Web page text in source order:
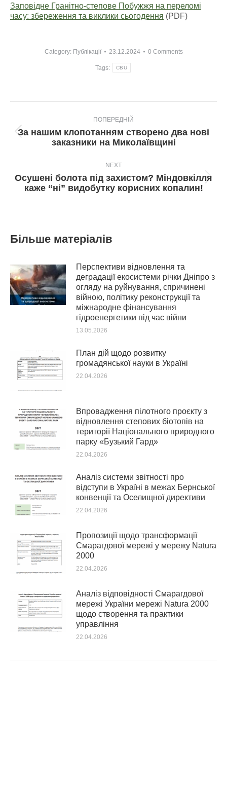
Заповідне Гранітно-степове Побужжя на переломі
часу: збереження та виклики сьогодення (PDF)
Category: Публікації 23.12.2024 0 Comments
Tags: CBU
navigation
ПОПЕРЕДНІЙ
Попередній
пост:
За нашим клопотанням створено два нові
заказники на Миколаївщині
NEXT
Next
post:
Осушені болота під захистом? Міндовкілля
каже “ні” видобутку корисних копалин!
Більше матеріалів
Перспективи відновлення та
деградації екосистеми річки Дніпро з
огляду на руйнування, спричинені
війною, політику реконструкції та
міжнародне фінансування
гідроенергетики під час війни
13.05.2026
План дій щодо розвитку
громадянської науки в Україні
22.04.2026
Впровадження пілотного проєкту з
відновлення степових біотопів на
території Національного природного
парку «Бузький Гард»
22.04.2026
Аналіз системи звітності про
відступи в Україні в межах Бернської
конвенції та Оселищної директиви
22.04.2026
Пропозиції щодо трансформації
Смарагдової мережі у мережу Natura
2000
22.04.2026
Аналіз відповідності Смарагдової
мережі України мережі Natura 2000
щодо створення та практики
управління
22.04.2026